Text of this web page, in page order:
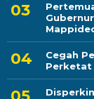
Cegah
Perketat